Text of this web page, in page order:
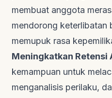
membuat anggota
mendorong keterlibatan
memupuk rasa
Meningkatkan Retensi
kemampuan untuk
menganalisis perilaku,